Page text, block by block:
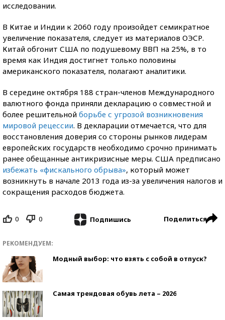
исследовании.
В Китае и Индии к 2060 году произойдет семикратное
увеличение показателя, следует из материалов ОЭСР.
Китай обгонит США по подушевому ВВП на 25%, в то
время как Индия достигнет только половины
американского показателя, полагают аналитики.
В середине октября 188 стран-членов Международного
валютного фонда приняли декларацию о совместной и
более решительной борьбе с угрозой возникновения
мировой рецессии. В декларации отмечается, что для
восстановления доверия со стороны рынков лидерам
европейских государств необходимо срочно принимать
ранее обещанные антикризисные меры. США предписано
избежать «фискального обрыва», который может
возникнуть в начале 2013 года из-за увеличения налогов и
сокращения расходов бюджета.
0 0 Подпишись Поделиться
РЕКОМЕНДУЕМ:
Модный выбор: что взять с собой в отпуск?
Самая трендовая обувь лета – 2026